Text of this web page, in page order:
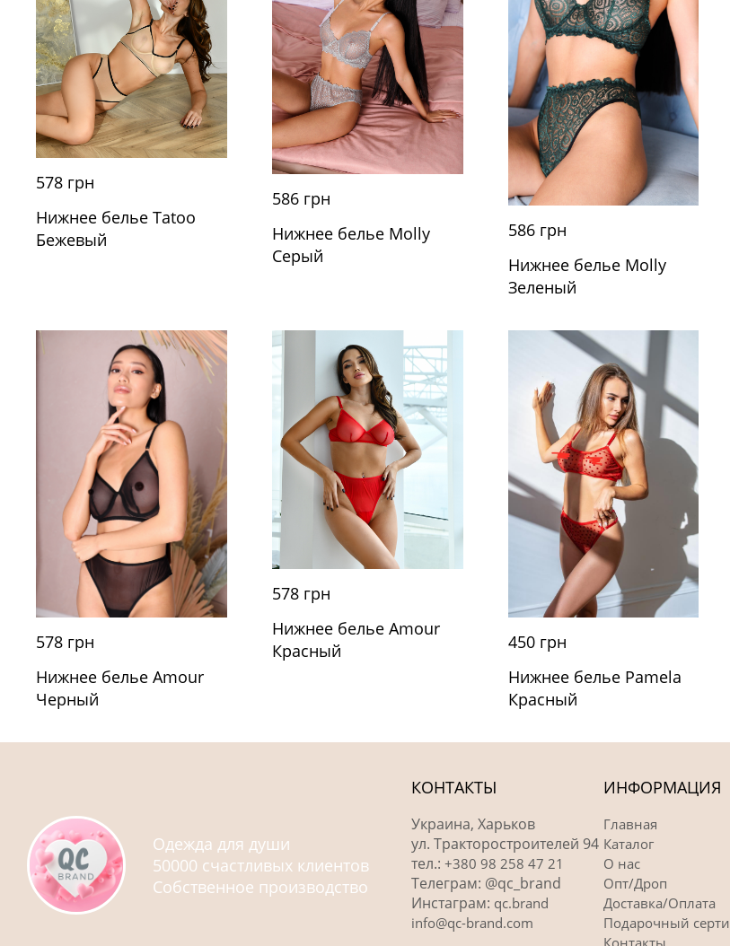
578 грн
Нижнее белье Tatoo
Бежевый
586 грн
Нижнее белье Molly
Серый
586 грн
Нижнее белье Molly
Зеленый
578 грн
Нижнее белье Amour
Черный
578 грн
Нижнее белье Amour
Красный
450 грн
Нижнее белье Pamela
Красный
Одежда для души
50000 счастливых клиентов
Собственное производство
КОНТАКТЫ
Украина, Харьков
ул. Тракторостроителей 94
тел.: +380 98 258 47 21
Телеграм: @qc_brand
Инстаграм: qc.brand
info@qc-brand.com
ИНФОРМАЦИЯ
Главная
Каталог
О нас
Опт/Дроп
Доставка/Оплата
Подарочный
Контакты